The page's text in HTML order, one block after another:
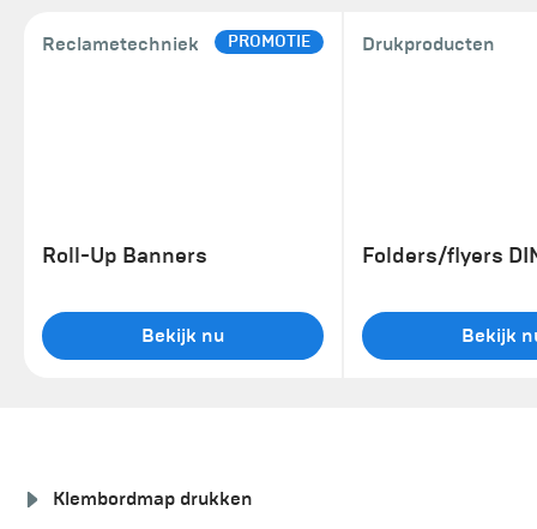
Reclametechniek PROMOTIE
Roll-Up Banners
Bekijk nu
Drukproducten
Folders/flyers
Bekijk
Klembordmap drukken